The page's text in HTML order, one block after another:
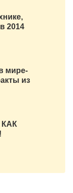
2014
мире-
из
КАК